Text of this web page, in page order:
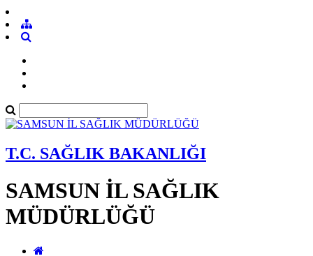
T.C. SAĞLIK BAKANLIĞI
SAMSUN İL SAĞLIK
MÜDÜRLÜĞÜ